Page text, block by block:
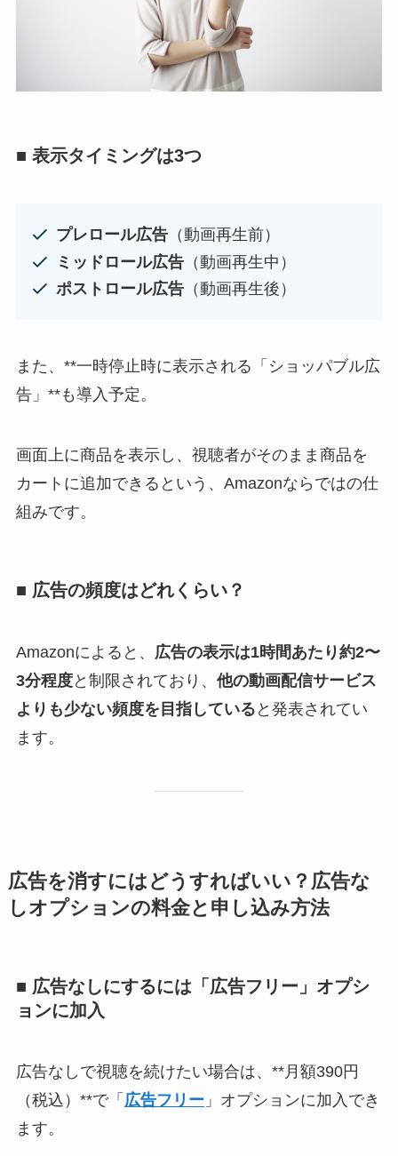
■ 表示タイミングは3つ
プレロール広告（動画再生前）
ミッドロール広告（動画再生中）
ポストロール広告（動画再生後）
また、**一時停止時に表示される「ショッパブル広
告」**も導入予定。
画面上に商品を表示し、視聴者がそのまま商品を
カートに追加できるという、Amazonならではの仕
組みです。
■ 広告の頻度はどれくらい？
Amazonによると、
広告の表示は1時間あたり約2〜
3分程度と制限されており、 他の動画配信サービス
よりも少ない頻度を目指している と発表されてい
ます。
広告を消すにはどうすればいい？広告な
しオプションの料金と申し込み方法
■ 広告なしにするには「広告フリー」オプシ
ョンに加入
広告なしで視聴を続けたい場合は、**月額390円
（税込）**で「 広告フリー」オプションに加入でき
ます。